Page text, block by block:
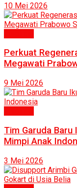
10 Mei 2026
Perkuat
Megawati
9 Mei 2026
Tim Garuda
Mimpi Anak
3 Mei 2026